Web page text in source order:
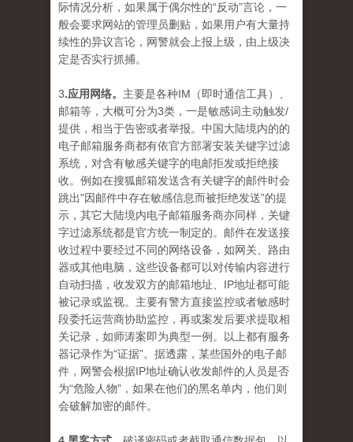
际情况分析，如果属于偶尔性的“反动”言论，一
般会要求网站的管理员删贴，如果用户有大量持
续性的异议言论，网警就会上报上级，由上级决
定是否实行抓捕。
3.应用网络。 主要是各种IM（即时通信工具）、
邮箱等，大概可分为3类，一是敏感词主动触发/
提供，相当于告密或者举报。中国大陆境内的的
电子邮箱服务商都有依官方部署安装关键字过滤
系统，对含有敏感关键字的电邮拒发或拒绝接
收。例如在搜狐邮箱发送含有关键字的邮件时会
跳出"因邮件中存在敏感信息而被拒绝发送”的提
示，其它大陆境内电子邮箱服务商亦同样，关键
字过滤系统都是官方统一制定的。邮件在发送接
收过程中要经过不同的网络设备，如网关、路由
器或其他电脑，这些设备都可以对传输内容进行
自动扫描，收发双方的邮箱地址、IP地址都可能
被记录或监视。主要有警方直接监控或者敏感时
段委托运营商协助监控，再或案发后要求提取相
关记录，如师涛案即为典型一例。以上都有服务
器记录作为“证据”。据透露，某些国外的电子邮
件，网警会根据IP地址确认收发邮件的人员是否
为“危险人物”，如果在他们的黑名单内，他们则
会破解加密的邮件。